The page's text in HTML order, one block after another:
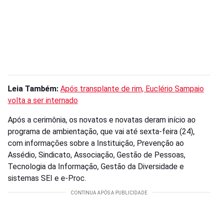
Leia Também: Após transplante de rim, Euclério Sampaio
volta a ser internado
Após a cerimônia, os novatos e novatas deram início ao
programa de ambientação, que vai até sexta-feira (24),
com informações sobre a Instituição, Prevenção ao
Assédio, Sindicato, Associação, Gestão de Pessoas,
Tecnologia da Informação, Gestão da Diversidade e
sistemas SEI e e-Proc.